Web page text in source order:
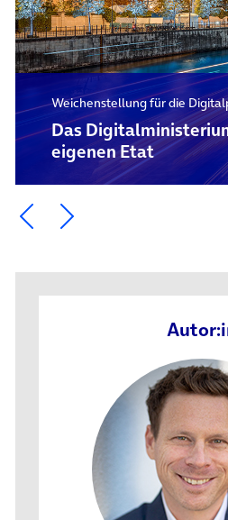
Weichenstellung für die
Das
eigenen Etat
Ein Element zurück blättern
Ein Element weiter